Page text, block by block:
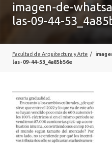
CARRERA
MAGÍSTER
VINCULACIÓN CON EL MEDIO
ALUMNI
PLATAFORMA VUT
imagen-de-
las-09-44-
Facultad de Arquitectura y Arte /
las-09-44-53_4a85b56e